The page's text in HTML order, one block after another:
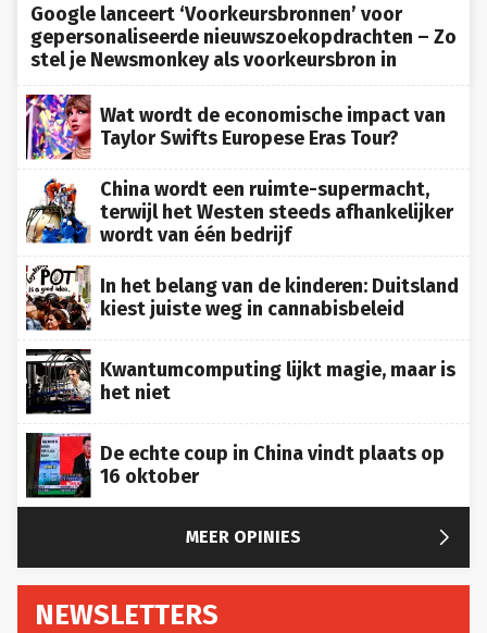
Google lanceert ‘Voorkeursbronnen’ voor
gepersonaliseerde nieuwszoekopdrachten – Zo
stel je Newsmonkey als voorkeursbron in
Wat wordt de economische impact van
Taylor Swifts Europese Eras Tour?
China wordt een ruimte-supermacht,
terwijl het Westen steeds afhankelijker
wordt van één bedrijf
In het belang van de kinderen: Duitsland
kiest juiste weg in cannabisbeleid
Kwantumcomputing lijkt magie, maar is
het niet
De echte coup in China vindt plaats op
16 oktober
MEER OPINIES 
NEWSLETTERS